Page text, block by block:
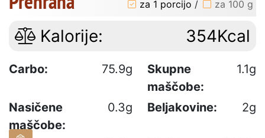
za 1 porcijo / za 100 g
Kalorije: 354Kcal
Carbo: 75.9g
Skupne
maščobe:
1.1g
Nasičene
maščobe:
0.3g Beljakovine: 2g